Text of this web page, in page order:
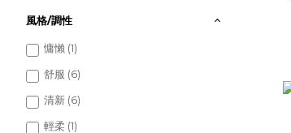
風格/調性
慵懶 (1)
舒服 (6)
清新 (6)
輕柔 (1)